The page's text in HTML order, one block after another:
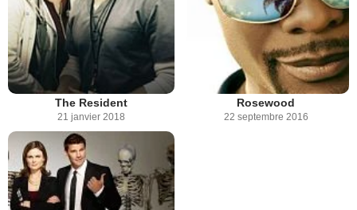
The Resident
21 janvier 2018
Rosewood
22 septembre 2016